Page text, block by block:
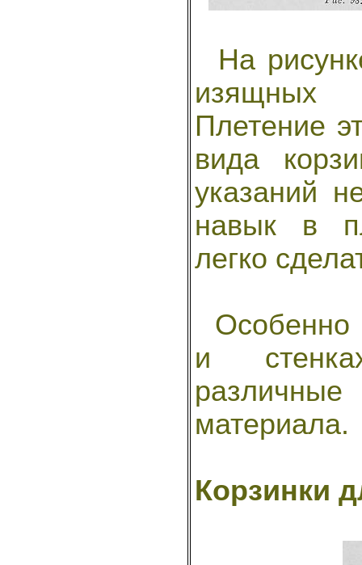
На
изящных
Плетение
вида
указаний
навык в
легко
Особенно
и
материала.
Корзинки